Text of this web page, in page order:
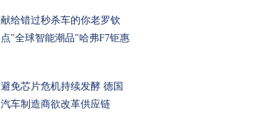
献给错过秒杀车的你老罗钦
点"全球智能潮品"哈弗F7钜惠
避免芯片危机持续发酵 德国
汽车制造商欲改革供应链